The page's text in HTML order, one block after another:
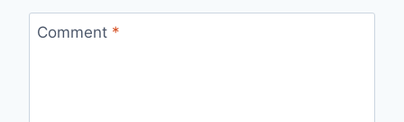
5
4
3
Stars
2
Stars
1
Star
Comment *